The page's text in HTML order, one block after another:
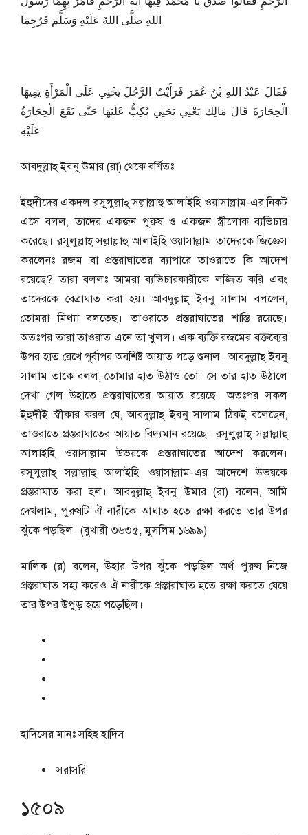
اللهِ صَلَّى اللهُ عَلَيْهِ وَسَلَّمَ فَرُجِمَا
فَقَالَ عَبْدُ اللهِ بْنُ عُمَرَ فَرَأَيْتُ الرَّجُلَ يَحْنِي عَلَى الْمَرْأَةِ يَقِيهَا
الْحِجَارَةَ قَالَ مَالِك يَعْنِي يَحْنِي يُكِبُّ عَلَيْهَا حَتَّى تَقَعَ الْحِجَارَةُ
عَلَيْهِ
আবদুল্লাহ্ ইব্নু উমার (রা) থেকে বর্ণিতঃ
ইহুদীদের একদল রসূলুল্লাহ্ সল্লাল্লাহু আলাইহি ওয়াসাল্লাম-এর নিকট
এসে বলল, তাদের একজন পুরুষ ও একজন স্ত্রীলোক ব্যভিচার
করেছে। রসূলুল্লাহ্ সল্লাল্লাহু আলাইহি ওয়াসাল্লাম তাদেরকে জিজ্ঞেস
করলেনঃ রজম বা প্রস্তরাঘাতের ব্যাপারে তাওরাতে কি আদেশ
রয়েছে? তারা বললঃ আমরা ব্যভিচারকারীকে লজ্জিত করি এবং
তাদেরকে বেত্রাঘাত করা হয়। আবদুল্লাহ্ ইব্নু সালাম বললেন,
তোমরা মিথ্যা বলতেছ। তাওরাতে প্রস্তরাঘাতের শাস্তি রয়েছে।
অতঃপর তারা তাওরাত এনে তা খুলল। এক ব্যক্তি রজমের বক্তব্যের
উপর হাত রেখে পূর্বাপর অবশিষ্ট আয়াত পড়ে শুনাল। আবদুল্লাহ্ ইব্নু
সালাম তাকে বলল, তোমার হাত উঠাও তো। সে তার হাত উঠালে
দেখা গেল উহাতে প্রস্তরাঘাতের আয়াত রয়েছে। অতঃপর সকল
ইহুদীই স্বীকার করল যে, আবদুল্লাহ্ ইব্নু সালাম ঠিকই বলেছেন,
তাওরাতে প্রস্তরাঘাতের আয়াত বিদ্যমান রয়েছে। রসূলুল্লাহ্ সল্লাল্লাহু
আলাইহি ওয়াসাল্লাম উভয়কে প্রস্তরাঘাতের আদেশ করলেন।
রসূলুল্লাহ্ সল্লাল্লাহু আলাইহি ওয়াসাল্লাম-এর আদেশে উভয়কে
প্রস্তরাঘাত করা হল। আবদুল্লাহ্ ইব্নু উমার (রা) বলেন, আমি
দেখলাম, পুরুষটি ঐ নারীকে আঘাত হতে রক্ষা করতে তার উপর
ঝুঁকে পড়ছিল। (বুখারী ৩৬৩৫, মুসলিম ১৬৯৯)
মালিক (র) বলেন, উহার উপর ঝুঁকে পড়ছিল অর্থ পুরুষ নিজে
প্রস্তরাঘাত সহ্য করেও ঐ নারীকে প্রস্তারাঘাত হতে রক্ষা করতে যেয়ে
তার উপর উপুড় হয়ে পড়েছিল।
হাদিসের মানঃসহিহ হাদিস
সরাসরি
১৫০৯